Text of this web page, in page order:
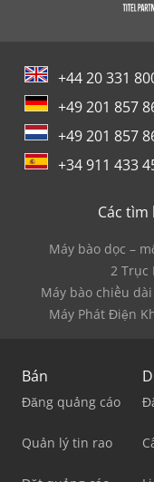
+44 20 331
+49 201 857
+49 201 857
+34 911 433
Các
Máy bào dọc –
2 Trục
Máy bào chiều
Máy Phát Điện
Bán
Đăng quảng cáo
Quản lý tin rao